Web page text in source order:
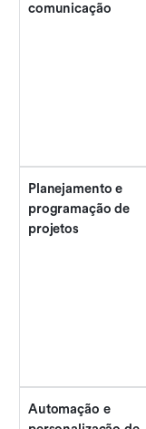
comunicação
Planejamento e
programação de
projetos
Automação e